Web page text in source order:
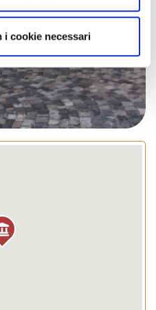
i cookie necessari